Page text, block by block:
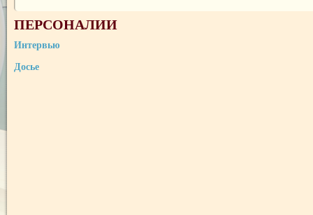
ПЕРСОНАЛИИ
Интервью
Досье